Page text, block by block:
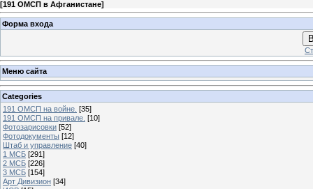
[191 ОМСП в Афганистане]
Форма входа
Меню сайта
Categories
191 ОМСП на войне. [35]
191 ОМСП на привале. [10]
Фотозарисовки [52]
Фотодокументы [12]
Штаб и управление [40]
1 МСБ [291]
2 МСБ [226]
3 МСБ [154]
Арт Дивизион [34]